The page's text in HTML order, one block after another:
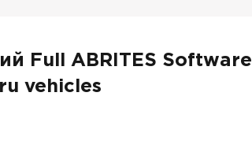
Full ABRITES Software
vehicles